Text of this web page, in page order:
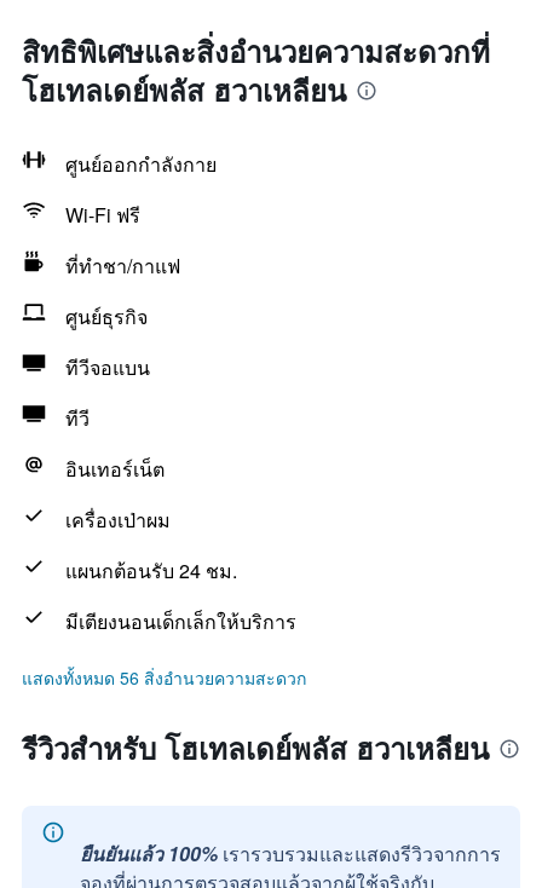
สิทธิพิเศษและสิ่งอำนวยความสะดวกที่
โฮเทลเดย์พลัส ฮวาเหลียน
ศูนย์ออกกำลังกาย
Wi-Fi ฟรี
ที่ทำชา/กาแฟ
ศูนย์ธุรกิจ
ทีวีจอแบน
ทีวี
อินเทอร์เน็ต
เครื่องเป่าผม
แผนกต้อนรับ 24 ชม.
มีเตียงนอนเด็กเล็กให้บริการ
แสดงทั้งหมด 56 สิ่งอำนวยความสะดวก
รีวิวสำหรับ โฮเทลเดย์พลัส ฮวาเหลียน
ยืนยันแล้ว 100% เรารวบรวมและแสดงรีวิวจากการ